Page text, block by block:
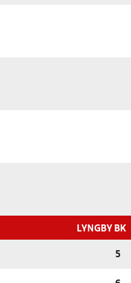
LYNGBY BK
5